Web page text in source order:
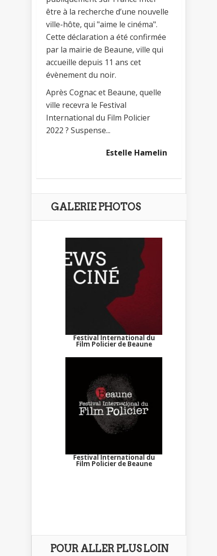
être à la recherche d’une nouvelle
ville-hôte, qui "aime le cinéma".
Cette déclaration a été confirmée
par la mairie de Beaune, ville qui
accueille depuis 11 ans cet
évènement du noir.
Après Cognac et Beaune, quelle
ville recevra le Festival
International du Film Policier
2022 ? Suspense...
Estelle Hamelin
GALERIE PHOTOS
Festival International du
Film Policier de Beaune
Festival International du
Film Policier de Beaune
POUR ALLER PLUS LOIN